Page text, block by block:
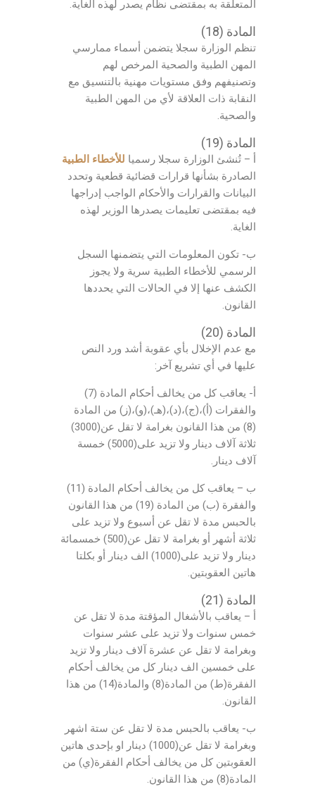
المتعلقة به بمقتضى نظام يصدر لهذه الغاية.
المادة (18)
تنظم الوزارة سجلا يتضمن أسماء ممارسي
المهن الطبية والصحية المرخص لهم
وتصنيفهم وفق مستويات مهنية بالتنسيق مع
النقابة ذات العلاقة لأي من المهن الطبية
والصحية.
المادة (19)
أ – تُنشئ الوزارة سجلا رسميا للأخطاء الطبية
الصادرة بشأنها قرارات قضائية قطعية وتحدد
البيانات والقرارات والأحكام الواجب إدراجها
فيه بمقتضى تعليمات يصدرها الوزير لهذه
الغاية.
ب- تكون المعلومات التي يتضمنها السجل
الرسمي للأخطاء الطبية سرية ولا يجوز
الكشف عنها إلا في الحالات التي يحددها
القانون.
المادة (20)
مع عدم الإخلال بأي عقوبة أشد ورد النص
عليها في أي تشريع آخر:
أ- يعاقب كل من يخالف أحكام المادة (7)
والفقرات (أ)،(ج)،(د)،(هـ)،(و)،(ز) من المادة
(8) من هذا القانون بغرامة لا تقل عن(3000)
ثلاثة آلاف دينار ولا تزيد على(5000) خمسة
آلاف دينار.
ب – يعاقب كل من يخالف أحكام المادة (11)
والفقرة (ب) من المادة (19) من هذا القانون
بالحبس مدة لا تقل عن أسبوع ولا تزيد على
ثلاثة أشهر أو بغرامة لا تقل عن(500) خمسمائة
دينار ولا تزيد على(1000) الف دينار أو بكلتا
هاتين العقوبتين.
المادة (21)
أ – يعاقب بالأشغال المؤقتة مدة لا تقل عن
خمس سنوات ولا تزيد على عشر سنوات
وبغرامة لا تقل عن عشرة آلاف دينار ولا تزيد
على خمسين الف دينار كل من يخالف أحكام
الفقرة(ط) من المادة(8) والمادة(14) من هذا
القانون.
ب- يعاقب بالحبس مدة لا تقل عن ستة اشهر
وبغرامة لا تقل عن(1000) دينار او بإحدى هاتين
العقوبتين كل من يخالف أحكام الفقرة(ي) من
المادة(8) من هذا القانون.